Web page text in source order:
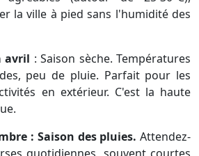
la ville à pied sans l'humidité des
avril : Saison sèche. Températures
peu de pluie. Parfait pour les
en extérieur. C'est la haute
: Saison des pluies. Attendez-